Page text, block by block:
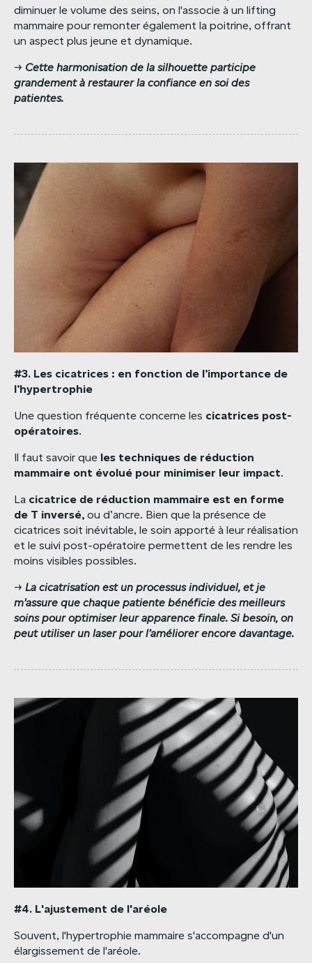
diminuer le volume des seins, on l'associe à un lifting
mammaire pour remonter également la poitrine, offrant
un aspect plus jeune et dynamique.
→ Cette harmonisation de la silhouette participe
grandement à restaurer la confiance en soi des
patientes.
#3. Les cicatrices : en fonction de l’importance de
l’hypertrophie
Une question fréquente concerne les cicatrices post-
opératoires.
Il faut savoir que les techniques de réduction
mammaire ont évolué pour minimiser leur impact.
La cicatrice de réduction mammaire est en forme
de T inversé, ou d’ancre. Bien que la présence de
cicatrices soit inévitable, le soin apporté à leur réalisation
et le suivi post-opératoire permettent de les rendre les
moins visibles possibles.
→ La cicatrisation est un processus individuel, et je
m'assure que chaque patiente bénéficie des meilleurs
soins pour optimiser leur apparence finale. Si besoin, on
peut utiliser un laser pour l’améliorer encore davantage.
#4. L'ajustement de l'aréole
Souvent, l'hypertrophie mammaire s'accompagne d'un
élargissement de l'aréole.